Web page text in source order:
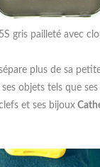
gris pailleté avec
plus de sa
objets tels que
et ses bijoux